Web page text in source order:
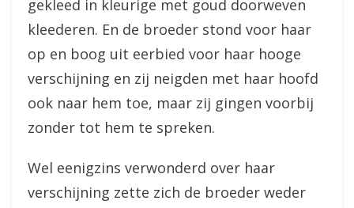
gekleed in kleurige met goud doorweven
kleederen. En de broeder stond voor haar
op en boog uit eerbied voor haar hooge
verschijning en zij neigden met haar hoofd
ook naar hem toe, maar zij gingen voorbij
zonder tot hem te spreken.
Wel eenigzins verwonderd over haar
verschijning zette zich de broeder weder